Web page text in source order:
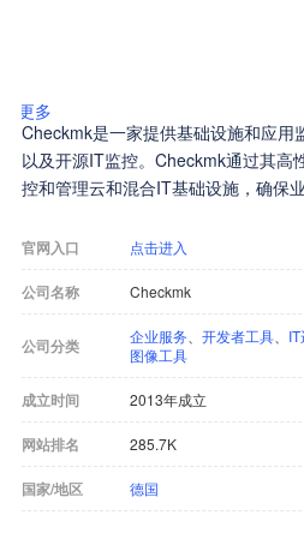
更多
Checkmk是一家提供基础设施和应
以及开源IT监控。Checkmk通过其高
控和管理云和混合IT基础设施，确保
官网入口 点击进入
公司名称 Checkmk
公司分类 企业服务 开发者工具
图像工具
成立时间 2013年成立
网站排名 285.7K
国家/地区 德国